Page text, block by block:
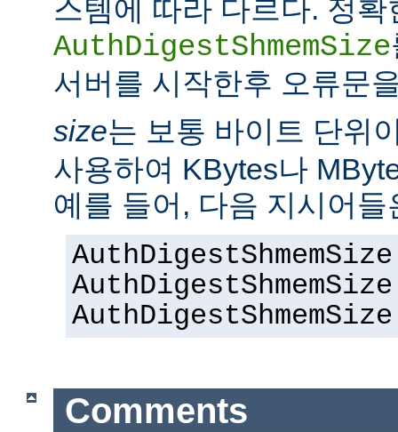
스템에 따라 다르다. 정
AuthDigestShmemSize
서버를 시작한후 오류문
size는 보통 바이트 단위
사용하여 KBytes나
예를 들어, 다음 지시어들
Comments